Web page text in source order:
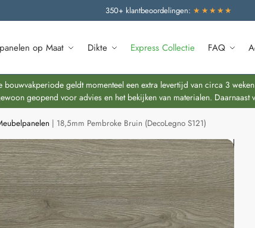
350+ klantbeoordelingen: ★★★★★
op Maat Dikte Express Collectie FAQ
bouwvakperiode geldt momenteel een extra levertijd van circa 3
geopend voor advies en het bekijken van materialen. Daarnaast
| 18,5mm Pembroke Bruin (DecoLegno S121)